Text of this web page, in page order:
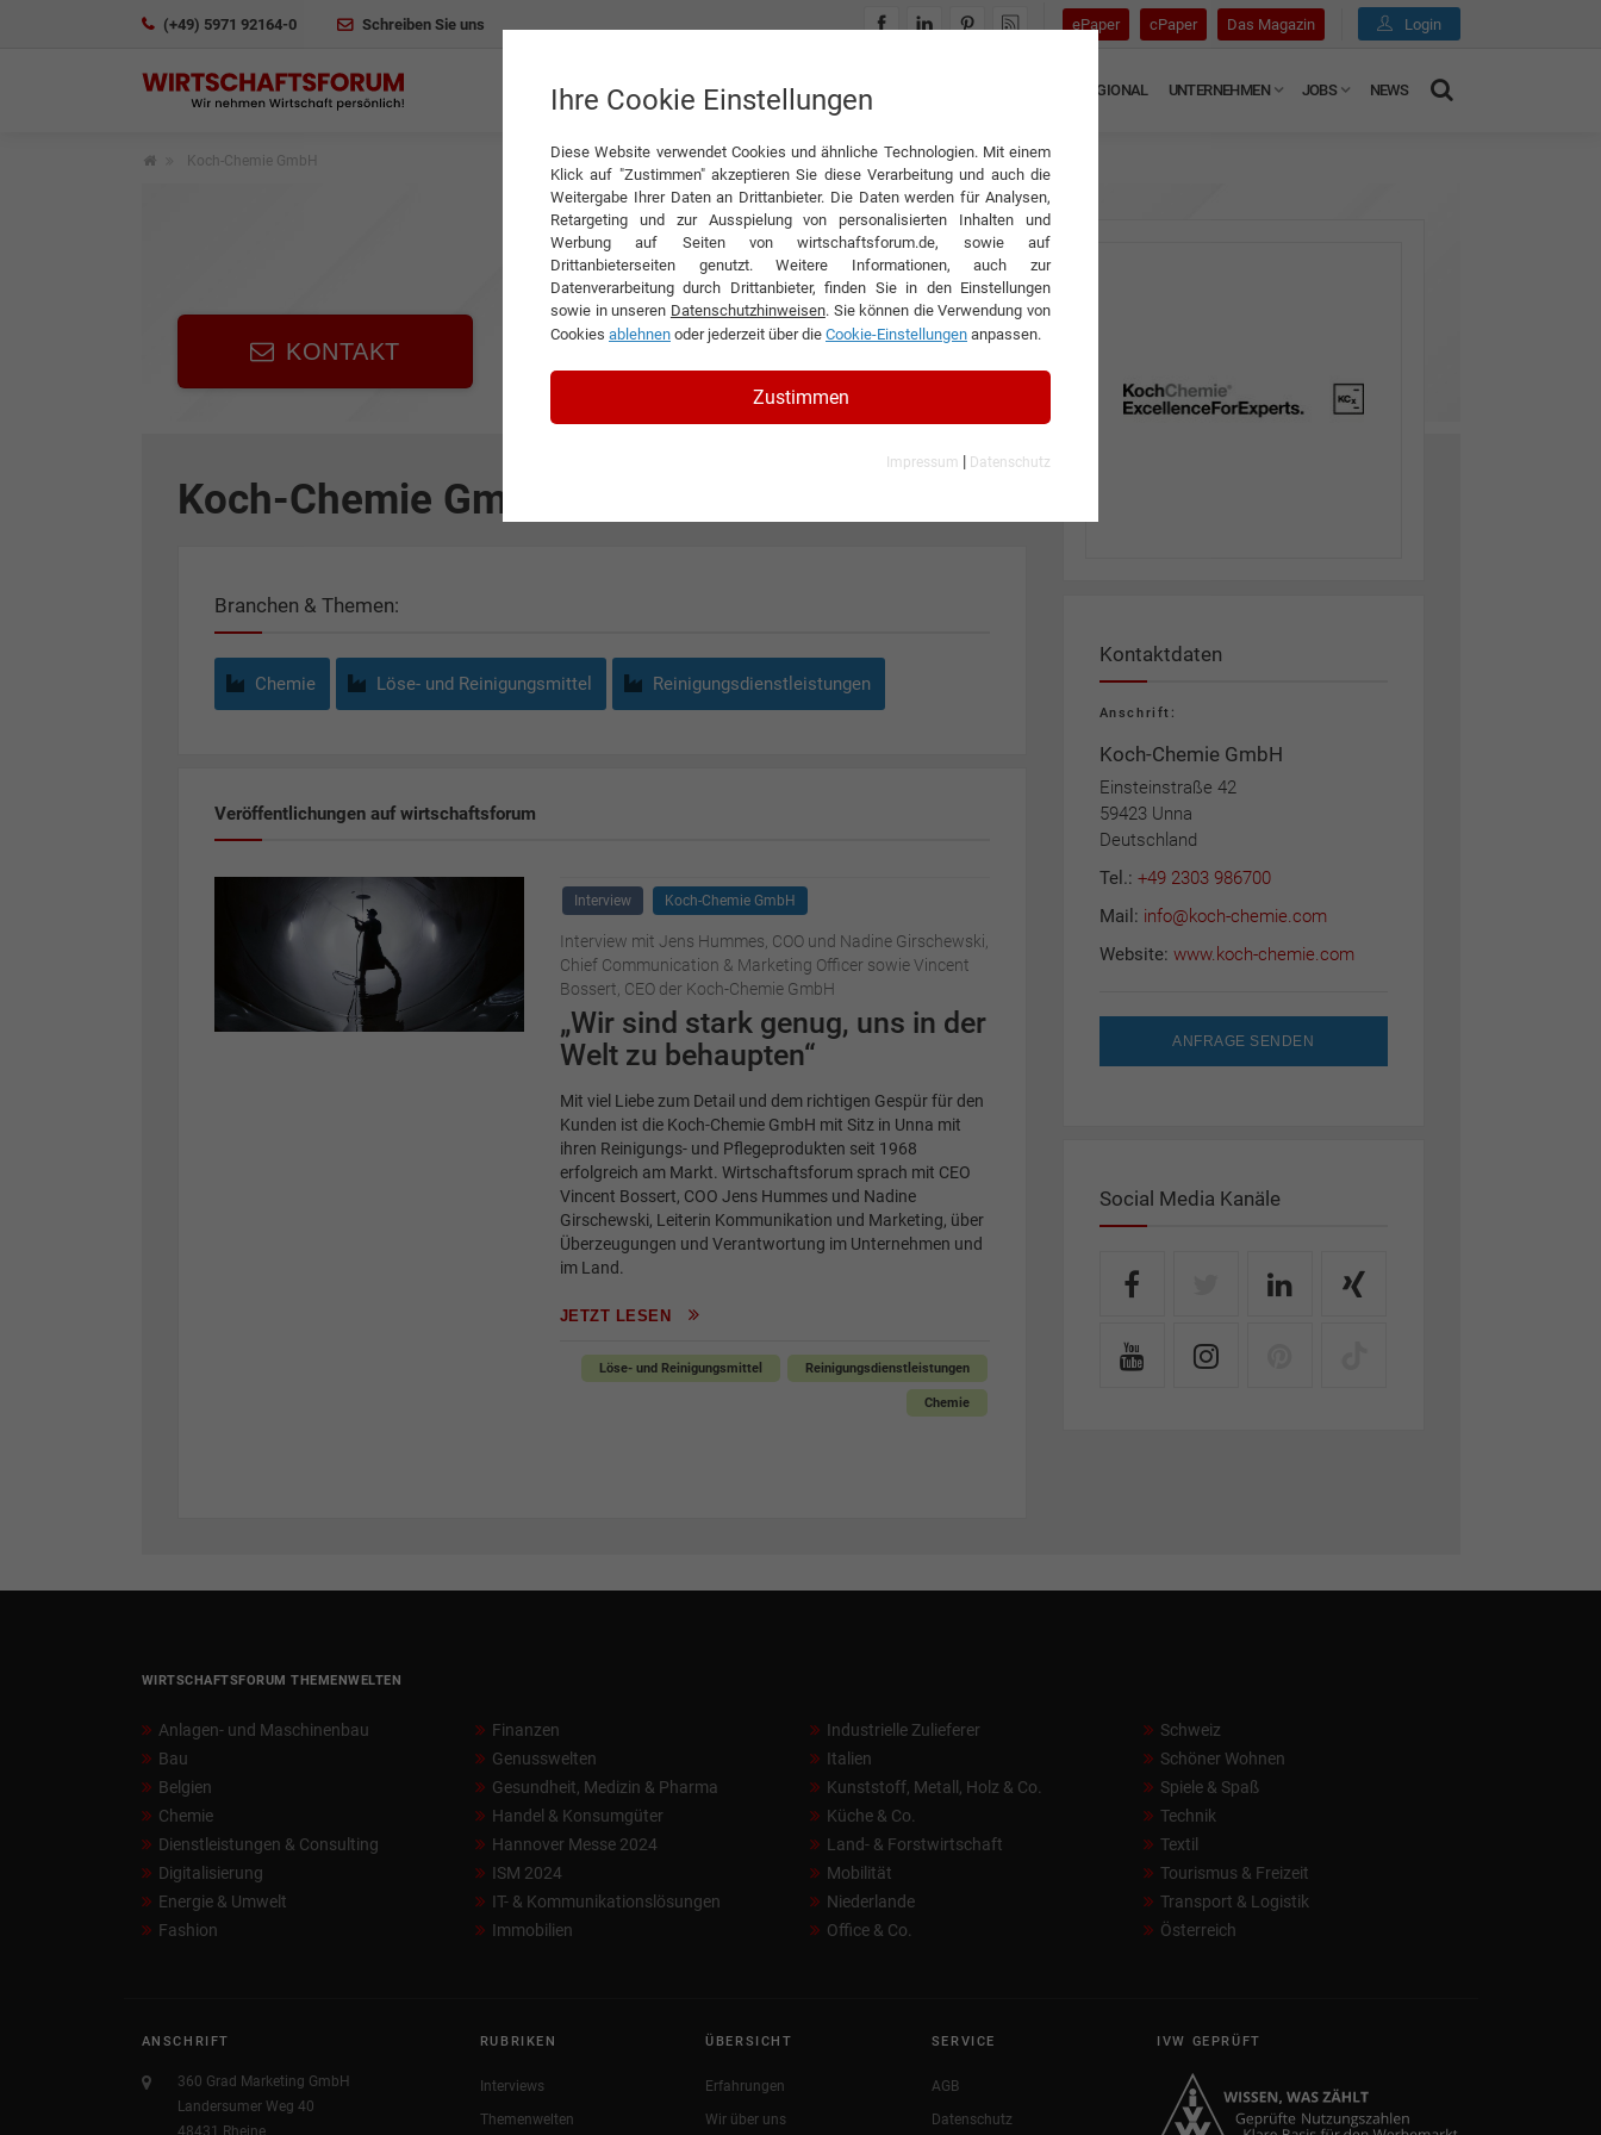
(+49) 5971 92164-0 Schreiben Sie uns ePaper cPaper Das Magazin Login
INTERVIEWS REGIONAL UNTERNEHMEN JOBS NEWS
Koch-Chemie GmbH
KONTAKT
Koch-Chemie GmbH
Branchen & Themen:
Chemie Löse- und Reinigungsmittel Reinigungsdienstleistungen
Veröffentlichungen auf wirtschaftsforum
Interview Koch-Chemie GmbH
Interview mit Jens Hummes, COO und Nadine Girschewski,
Chief Communication & Marketing Officer sowie Vincent
Bossert, CEO der Koch-Chemie GmbH
„Wir sind stark genug, uns in der
Welt zu behaupten“
Mit viel Liebe zum Detail und dem richtigen Gespür für den
Kunden ist die Koch-Chemie GmbH mit Sitz in Unna mit
ihren Reinigungs- und Pflegeprodukten seit 1968
erfolgreich am Markt. Wirtschaftsforum sprach mit CEO
Vincent Bossert, COO Jens Hummes und Nadine
Girschewski, Leiterin Kommunikation und Marketing, über
Überzeugungen und Verantwortung im Unternehmen und
im Land.
JETZT LESEN
Löse- und Reinigungsmittel Reinigungsdienstleistungen
Chemie
Kontaktdaten
Anschrift:
Koch-Chemie GmbH
Einsteinstraße 42
59423 Unna
Deutschland
Tel.: +49 2303 986700
Mail: info@koch-chemie.com
Website: www.koch-chemie.com
ANFRAGE SENDEN
Social Media Kanäle
WIRTSCHAFTSFORUM THEMENWELTEN
Anlagen- und Maschinenbau
Bau
Belgien
Chemie
Dienstleistungen & Consulting
Digitalisierung
Energie & Umwelt
Fashion
Finanzen
Genusswelten
Gesundheit, Medizin & Pharma
Handel & Konsumgüter
Hannover Messe 2024
ISM 2024
IT- & Kommunikationslösungen
Immobilien
Industrielle Zulieferer
Italien
Kunststoff, Metall, Holz & Co.
Küche & Co.
Land- & Forstwirtschaft
Mobilität
Niederlande
Office & Co.
Schweiz
Schöner Wohnen
Spiele & Spaß
Technik
Textil
Tourismus & Freizeit
Transport & Logistik
Österreich
ANSCHRIFT
360 Grad Marketing GmbH
Landersumer Weg 40
48431 Rheine
RUBRIKEN
Interviews
Themenwelten
ÜBERSICHT
Erfahrungen
Wir über uns
SERVICE
AGB
Datenschutz
IVW GEPRÜFT
Ihre Cookie Einstellungen
Diese Website verwendet Cookies und ähnliche Technologien. Mit einem
Klick auf "Zustimmen" akzeptieren Sie diese Verarbeitung und auch die
Weitergabe Ihrer Daten an Drittanbieter. Die Daten werden für Analysen,
Retargeting und zur Ausspielung von personalisierten Inhalten und
Werbung auf Seiten von wirtschaftsforum.de, sowie auf
Drittanbieterseiten genutzt. Weitere Informationen, auch zur
Datenverarbeitung durch Drittanbieter, finden Sie in den Einstellungen
sowie in unseren Datenschutzhinweisen. Sie können die Verwendung von
Cookies ablehnen oder jederzeit über die Cookie-Einstellungen anpassen.
Zustimmen
Impressum | Datenschutz